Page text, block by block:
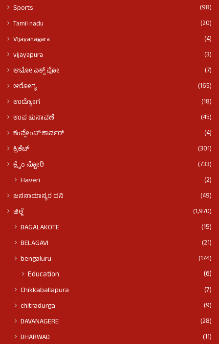
Sports
(98)
Tamil nadu
(20)
VIjayanagara
(4)
vijayapura
(3)
ಆಟೋ ಎಕ್ಸ್ ಪೋ
(7)
ಆರೋಗ್ಯ
(165)
ಉದ್ಯೋಗ
(18)
ಉಪ ಚುನಾವಣೆ
(45)
ಕಂಪ್ಲೇಂಟ್ ಕಾರ್ನರ್
(4)
ಕ್ರಿಕೆಟ್
(301)
ಕ್ರೈಂ ಸ್ಟೋರಿ
(733)
Haveri (2)
ಜನಸಾಮಾನ್ಯರ ದನಿ
(49)
ಜಿಲ್ಲೆ
(1,970)
BAGALAKOTE
(15)
BELAGAVI
(21)
bengaluru
(174)
Education (6)
Chikkaballapura
(7)
chitradurga
(9)
DAVANAGERE
(28)
DHARWAD
(11)